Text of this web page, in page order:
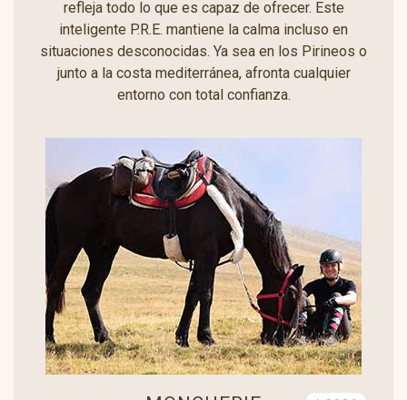
refleja todo lo que es capaz de ofrecer. Este
inteligente P.R.E. mantiene la calma incluso en
situaciones desconocidas. Ya sea en los Pirineos o
junto a la costa mediterránea, afronta cualquier
entorno con total confianza.